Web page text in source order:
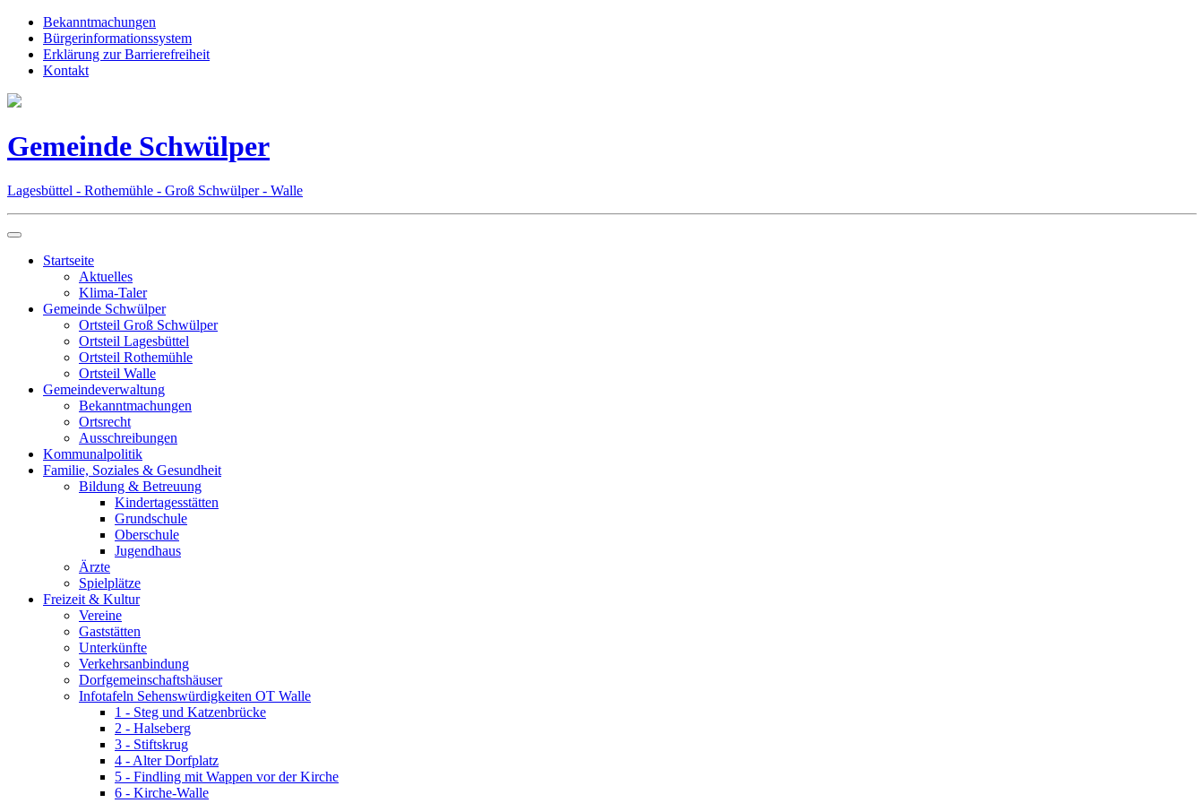
Bekanntmachungen
Bürgerinformationssystem
Erklärung zur Barrierefreiheit
Kontakt
Gemeinde Schwülper
Lagesbüttel - Rothemühle - Groß Schwülper - Walle
Startseite
Aktuelles
Klima-Taler
Gemeinde Schwülper
Ortsteil Groß Schwülper
Ortsteil Lagesbüttel
Ortsteil Rothemühle
Ortsteil Walle
Gemeindeverwaltung
Bekanntmachungen
Ortsrecht
Ausschreibungen
Kommunalpolitik
Familie, Soziales & Gesundheit
Bildung & Betreuung
Kindertagesstätten
Grundschule
Oberschule
Jugendhaus
Ärzte
Spielplätze
Freizeit & Kultur
Vereine
Gaststätten
Unterkünfte
Verkehrsanbindung
Dorfgemeinschaftshäuser
Infotafeln Sehenswürdigkeiten OT Walle
1 - Steg und Katzenbrücke
2 - Halseberg
3 - Stiftskrug
4 - Alter Dorfplatz
5 - Findling mit Wappen vor der Kirche
6 - Kirche-Walle